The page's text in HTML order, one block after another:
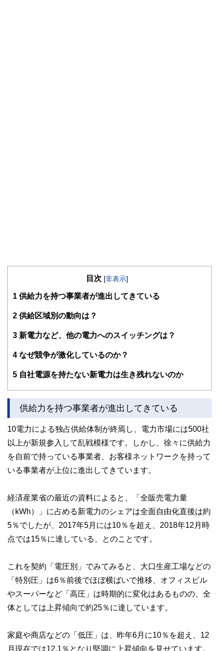
目次 [非表示]
1 供給力を持つ事業者が進出してきている
2 供給区域別の動向は？
3 新電力など、他の電力へのスイッチングは？
4 なぜ競争が激化しているのか？
5 自社電源を持たない新電力は生き残れないのか
供給力を持つ事業者が進出してきている
10電力による独占供給体制が終焉し、電力市場には500社
以上が新規参入して乱戦模様です。しかし、徐々に供給力
を自前で持っている事業者、お客様ネットワークを持って
いる事業者が上位に進出してきています。
経済産業省の最近の資料によると、「全販売電力量
（kWh）」に占める新電力のシェアは全面自由化直後は約
5％でしたが、2017年5月には10％を超え、2018年12月時
点では15％に達している、とのことです。
これを契約「電圧別」でみてみると、大口生産工場などの
「特別圧」は6％前後でほぼ横ばいで推移、オフィスビル
やスーパーなど「高圧」は時期的に変化はあるものの、全
体としては上昇傾向で約25％に達しています。
家庭や商店などの「低圧」は、昨年6月に10％を超え、12
月現在では12.1％となり堅調に上昇傾向を見せています。